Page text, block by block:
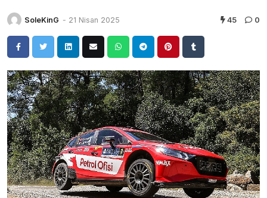
SoleKinG - 21 Nisan 2025 45 0